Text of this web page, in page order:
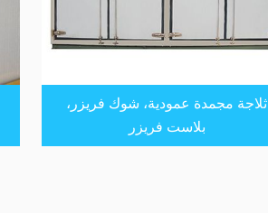
ثلاجة مجمدة عمودية، شوك فريزر،
بلاست فريزر